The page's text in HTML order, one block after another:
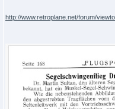
http://www.retroplane.net/forum/